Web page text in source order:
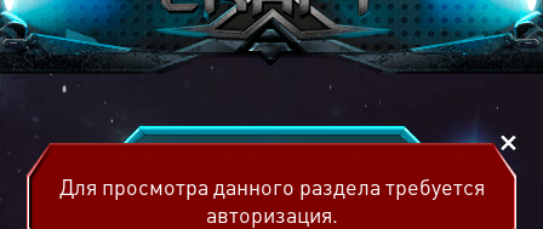
Для просмотра данного раздела требуется
авторизация.